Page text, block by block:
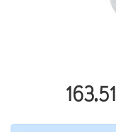
163.51